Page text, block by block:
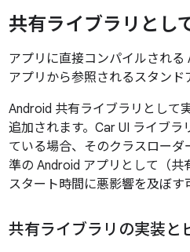
共有ライブラリとし
アプリに直接コンパイルされ
アプリから参照されるスタンド
Android 共有ライブラリとして
追加されます。Car UI ライブ
ている場合、そのクラスロー
準の Android アプリとして（
スタート時間に悪影響を及ぼす
共有ライブラリの実装と